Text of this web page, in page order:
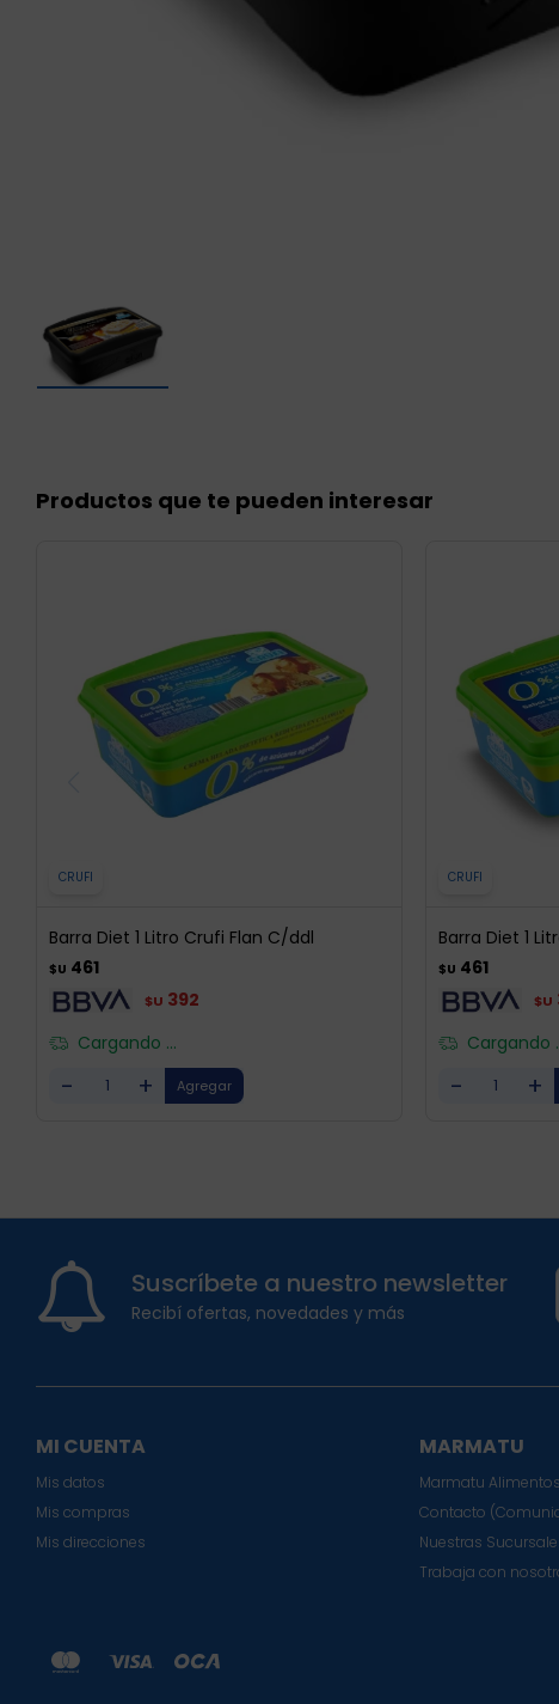
Productos que te pueden interesar
CRUFI
Barra Diet 1 Litro Crufi Flan C/ddl
$U 461
$U 392
Cargando ...
- +
CRUFI
Barra Diet 1
$U 461
$U
Cargando
- +
Suscríbete a nuestro newsletter
Recibí ofertas, novedades y más
MI CUENTA
Mis datos
Mis compras
Mis direcciones
MARMATU
Marmatu
Contacto
Nuestras
Trabaja con